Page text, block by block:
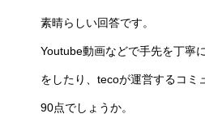
素晴らしい回答です。
Youtube動画などで手先を丁寧
をしたり、tecoが運営するコミ
90点でしょうか。